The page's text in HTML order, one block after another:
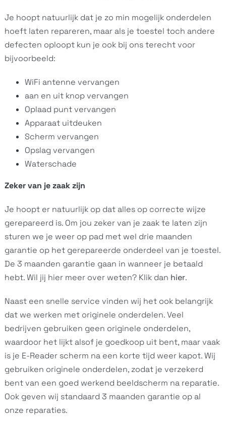
Je hoopt natuurlijk dat je zo min mogelijk onderdelen
hoeft laten repareren, maar als je toestel toch andere
defecten oploopt kun je ook bij ons terecht voor
bijvoorbeeld:
WiFi antenne vervangen
aan en uit knop vervangen
Oplaad punt vervangen
Apparaat uitdeuken
Scherm vervangen
Opslag vervangen
Waterschade
Zeker van je zaak zijn
Je hoopt er natuurlijk op dat alles op correcte wijze
gerepareerd is. Om jou zeker van je zaak te laten zijn
sturen we je weer op pad met wel drie maanden
garantie op het gerepareerde onderdeel van je toestel.
De 3 maanden garantie gaan in wanneer je betaald
hebt. Wil jij hier meer over weten? Klik dan hier.
Naast een snelle service vinden wij het ook belangrijk
dat we werken met originele onderdelen. Veel
bedrijven gebruiken geen originele onderdelen,
waardoor het lijkt alsof je goedkoop uit bent, maar vaak
is je E-Reader scherm na een korte tijd weer kapot. Wij
gebruiken originele onderdelen, zodat je verzekerd
bent van een goed werkend beeldscherm na reparatie.
Ook geven wij standaard 3 maanden garantie op al
onze reparaties.